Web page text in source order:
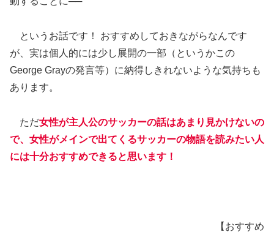
というお話です！ おすすめしておきながらなんです
が、実は個人的には少し展開の一部（というかこの
George Grayの発言等）に納得しきれないような気持ちも
あります。
ただ女性が主人公のサッカーの話はあまり見かけないの
で、女性がメインで出てくるサッカーの物語を読みたい人
には十分おすすめできると思います！
【おすすめ